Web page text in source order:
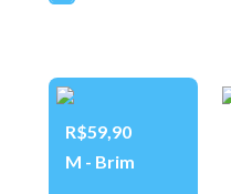
R$59,90
M - Brim